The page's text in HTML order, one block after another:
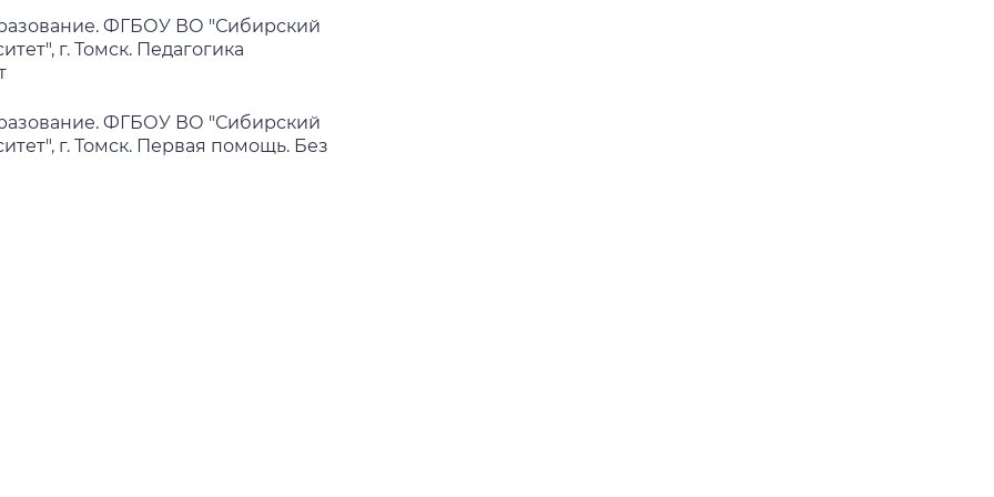
ФГБОУ ВО "Сибирский
г. Томск. Педагогика
ФГБОУ ВО "Сибирский
г. Томск. Первая помощь. Без
ФГБОУ ВО "Сибирский